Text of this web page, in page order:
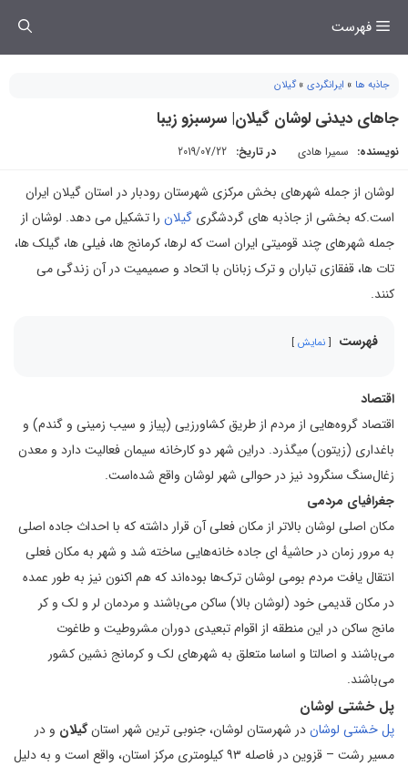
فهرست
جاذبه ها » ایرانگردی »گیلان
جاهای دیدنی لوشان گیلان| سرسبزو زیبا
نویسنده: سمیرا هادی در تاریخ: 2019/07/22
لوشان از جمله شهرهای بخش مرکزی شهرستان رودبار در استان گيلان ايران
است.که بخشی از جاذبه های گردشگری گیلان را تشکیل می دهد. لوشان از
جمله شهرهای چند قومیتی ایران است که لرها، کرمانج ها، فیلی ها، گیلک ها،
تات ها، قفقازی تباران و ترک‌ زبانان با اتحاد و صمیمیت در آن زندگی می
کنند.
فهرست نمایش
اقتصاد
اقتصاد گروه‌هايی از مردم از طريق کشاورزيی (پياز و سيب زمينی و گندم) و
باغداری (زيتون) ميگذرد. دراين شهر دو کارخانه سيمان فعاليت دارد و معدن
زغال‌سنگ سنگرود نيز در حوالی شهر لوشان واقع شده‌است.
جغرافيای مردمی
مکان اصلی لوشان بالاتر از مکان فعلی آن قرار داشته که با احداث جاده اصلی
به مرور زمان در حاشیهٔ ای جاده خانه‌هایی ساخته شد و شهر به مکان فعلی
انتقال یافت مردم بومی لوشان ترک‌ها بوده‌اند که هم اکنون نیز به طور عمده
در مکان قدیمی خود (لوشان بالا) ساکن می‌باشند و مردمان لر و لک و کر
مانج ساکن در این منطقه از اقوام تبعیدی دوران مشروطیت و طاغوت
می‌باشند و اصالتا و اساسا متعلق به شهرهای لک و کرمانج نشین کشور
می‌باشند.
پل خشتی لوشان
پل خشتی لوشاندر شهرستان لوشان، جنوبی ترین شهر استانگیلان و در
مسیر رشت – قزوین در فاصله ۹۳ کیلومتری مرکز استان، واقع است و به دلیل